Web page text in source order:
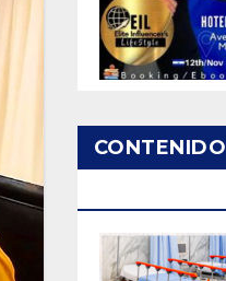
CONTENIDO